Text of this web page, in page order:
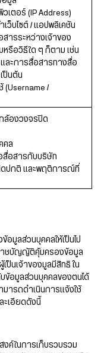
เตอร์ (IP Address)
เว็บไซต์ / แอปพลิเคชัน
ารระหว่างเจ้าของ
หรือวิธีใด ๆ ก็ตาม เช่น
และการสื่อสารทางสื่อ
ป็นต้น
(Username /
ล้องวงจรปิด
คล
สื่อสารกับบริษัท
ปกติ และพฤติการณ์ที่
มูลส่วนบุคคลให้เป็นไป
าชบัญญัติคุ้มครองข้อมูล
ป็นเจ้าของมูลมีสิทธิ ใน
ข้อมูลส่วนบุคคลของตนได้
ารถดำเนินการแจ้งใช้
ะเอียดดังนี้
ค์ในการเก็บรวบรวม